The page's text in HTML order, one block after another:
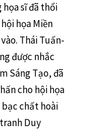
sĩ đã thổi
họa Miền
Thái Tuấn-
được nhắc
Sáng Tạo, đã
cho hội họa
bạc chất hoài
Duy